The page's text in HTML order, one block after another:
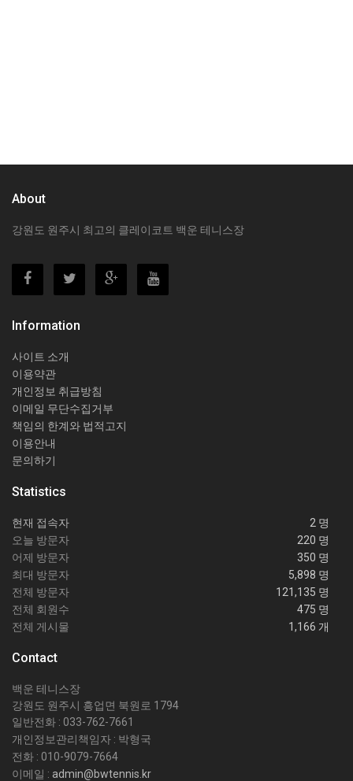
About
강원도 원주시 최고의 클레이코트 백운 테니스장
Information
사이트 소개
이용약관
개인정보 취급방침
이메일 무단수집거부
책임의 한계와 법적고지
이용안내
문의하기
Statistics
현재 접속자
2 명
오늘 방문자
220 명
어제 방문자
350 명
최대 방문자
5,898 명
전체 방문자
121,135 명
전체 회원수
475 명
전체 게시물
1,166 개
Contact
백운 테니스장
강원도 원주시 흥업면 북원로 1794
일반전화 : 033-762-7661
개인정보관리책임자 : 박형국
전화 : 010-9079-7664
이메일 : admin@bwtennis.kr